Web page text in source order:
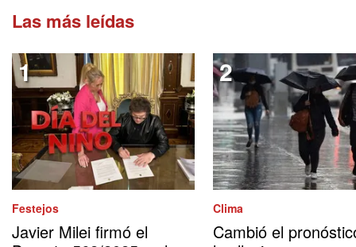
Las más leídas
Festejos
Javier Milei firmó el
Clima
Cambió el